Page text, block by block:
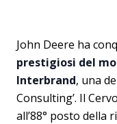
John Deere ha
prestigiosi del
Interbrand, una
Consulting’. Il
all’88° posto della